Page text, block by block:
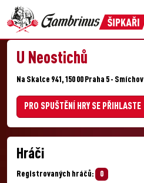
U Neostichů
Na Skalce 941, 150 00 Praha 5 - Smíchov
PRO SPUŠTĚNÍ HRY SE PŘIHLASTE
Hráči
Registrovaných hráčů: 0